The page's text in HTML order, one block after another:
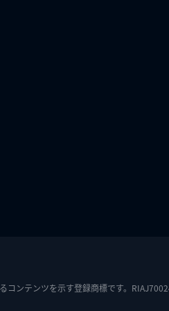
コンテンツを示す登録商標です。